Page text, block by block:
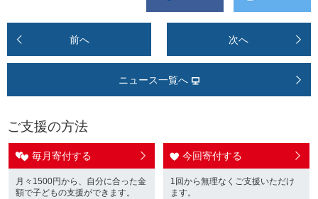
前へ 次へ
ニュース一覧へ
ご支援の方法
毎月寄付する
月々1500円から、自分に合った金
額で子どもの支援ができます。
今回寄付する
1回から無理なくご支援いただけ
ます。